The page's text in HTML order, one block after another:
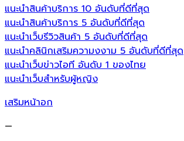
แนะนำสินค้าบริการ 10 อันดับที่ดีที่สุด
แนะนำสินค้าบริการ 5 อันดับที่ดีที่สุด
แนะนำเว็บรีวิวสินค้า 5 อันดับที่ดีที่สุด
แนะนำคลินิกเสริมความงงาม 5 อันดับที่ดีที่สุด
แนะนำเว็บข่าวไอที อันดับ 1 ของไทย
แนะนำเว็บสำหรับผู้หญิง
เสริมหน้าอก
—